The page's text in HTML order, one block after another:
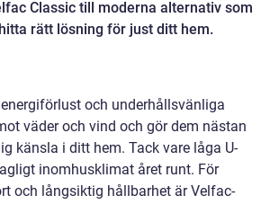
Classic till moderna alternativ som
rätt lösning för just ditt hem.
och underhållsvänliga
väder och vind och gör dem nästan
känsla i ditt hem. Tack vare låga U-
inomhusklimat året runt. För
och långsiktig hållbarhet är Velfac-